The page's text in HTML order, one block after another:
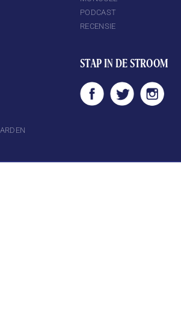
PODCAST
RECENSIE
STAP IN DE STROOM